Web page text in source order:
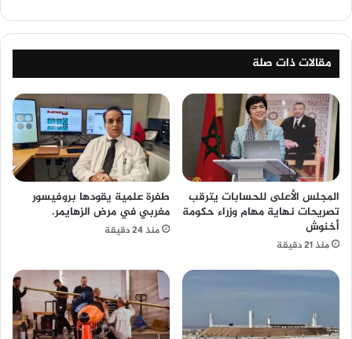
مقالات ذات صلة
المجلس الأعلى للحسابات يترقب
تصريحات نهاية مهام وزراء حكومة
أخنوش
منذ 21 دقيقة
طفرة علمية يقودها بروفيسور
مغربي في مرض الزهايمر.
منذ 24 دقيقة